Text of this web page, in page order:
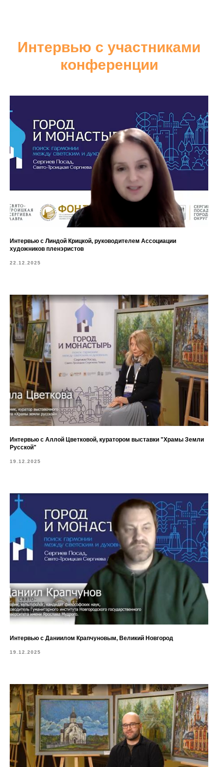
Интервью с участниками
конференции
Интервью с Линдой Крицкой, руководителем Ассоциации
художников пленэристов
22.12.2025
Интервью с Аллой Цветковой, куратором выставки "Храмы Земли
Русской"
19.12.2025
Интервью с Даниилом Крапчуновым, Великий Новгород
19.12.2025